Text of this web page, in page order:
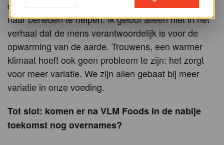
doen in onze fabrieken alles om de CO2-uitstoot
naar beneden te helpen. Ik geloof alleen niet in het
verhaal dat de mens verantwoordelijk is voor de
opwarming van de aarde. Trouwens, een warmer
klimaat hoeft ook geen probleem te zijn: het zorgt
voor meer variatie. We zijn allen gebaat bij meer
variatie in onze voeding.
Tot slot: komen er na VLM Foods in de nabije
toekomst nog overnames?